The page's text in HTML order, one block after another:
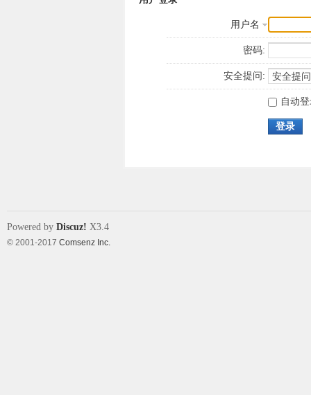
用户名
密码:
安全提问:
自动
登录
Powered by Discuz! X3.4
© 2001-2017 Comsenz Inc.